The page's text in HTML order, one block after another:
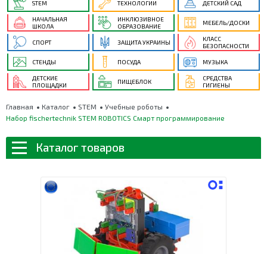
STEM ТЕХНОЛОГИИ ДЕТСКИЙ САД
НАЧАЛЬНАЯ
ШКОЛА
ИНКЛЮЗИВНОЕ
ОБРАЗОВАНИЕ
МЕБЕЛЬ/ДОСКИ
СПОРТ ЗАЩИТА УКРАИНЫ
КЛАСС
БЕЗОПАСНОСТИ
СТЕНДЫ ПОСУДА МУЗЫКА
ДЕТСКИЕ
ПЛОЩАДКИ
ПИЩЕБЛОК
СРЕДСТВА
ГИГИЕНЫ
Главная Каталог STEM
Учебные роботы
Набор fischertechnik STEM ROBOTICS Смарт программирование
Каталог товаров